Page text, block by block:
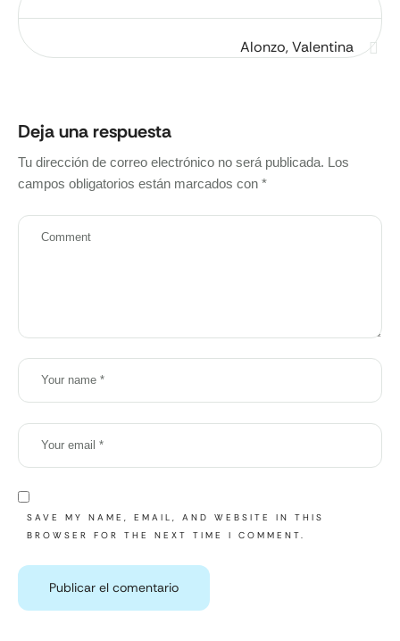
Alonzo, Valentina
Deja una respuesta
Tu dirección de correo electrónico no será publicada. Los
campos obligatorios están marcados con *
SAVE MY NAME, EMAIL, AND WEBSITE IN THIS
BROWSER FOR THE NEXT TIME I COMMENT.